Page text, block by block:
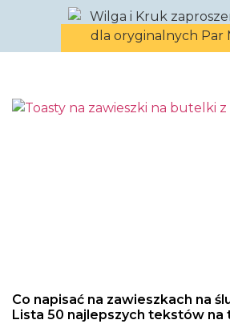
Co napisać na zawieszkach na
Lista 50 najlepszych tekstów na